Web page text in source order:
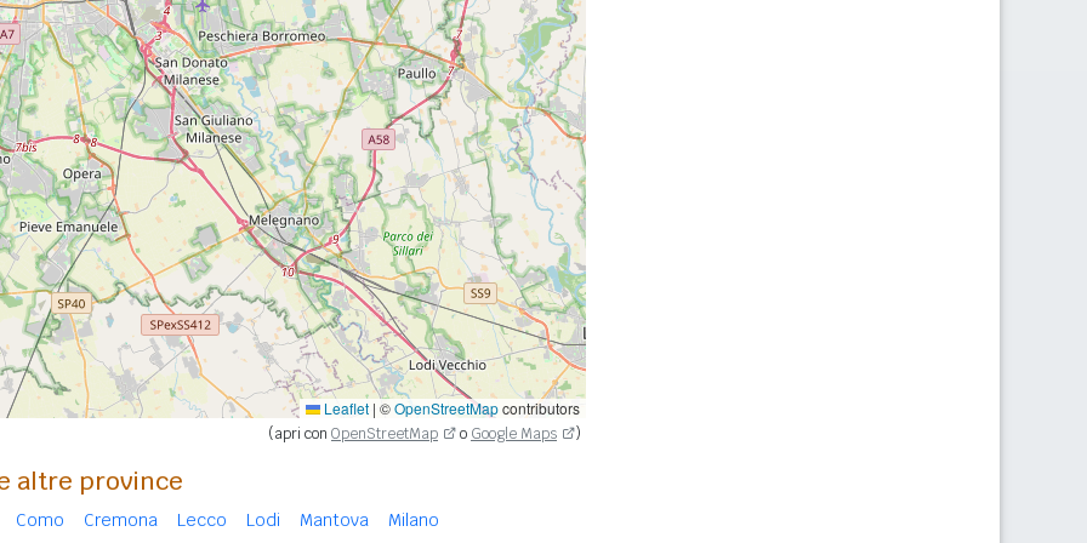
Leaflet | ©OpenStreetMapcontributors
(apri con OpenStreetMap o Google Maps )
altre province
Como Cremona Lecco Lodi Mantova Milano